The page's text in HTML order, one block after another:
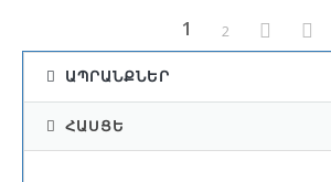
1 2
ԱՊՐԱՆՔՆԵՐ
ՀԱՍՑԵ